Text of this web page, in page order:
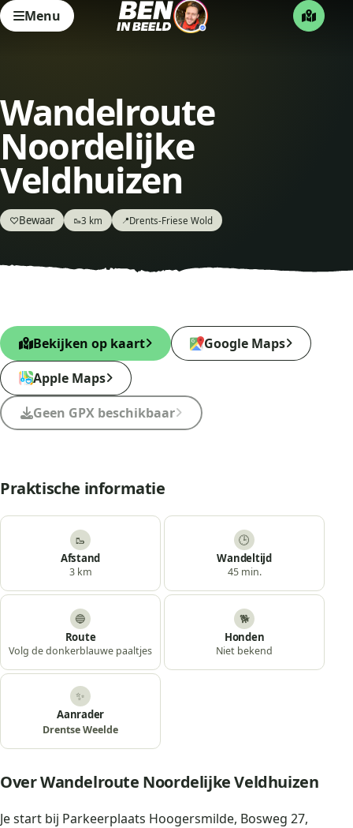
Menu
Wandelroute
Noordelijke
Veldhuizen
♡Bewaar 🥾3 km 📍Drents-Friese Wold
Bekijken op kaart
Google Maps
Apple Maps
Geen GPX beschikbaar
Praktische informatie
🥾
Afstand
3 km
🕒
Wandeltijd
45 min.
🔵
Route
Volg de donkerblauwe paaltjes
🐕
Honden
Niet bekend
✨
Aanrader
Drentse Weelde
Over Wandelroute Noordelijke Veldhuizen
Je start bij Parkeerplaats Hoogersmilde, Bosweg 27,